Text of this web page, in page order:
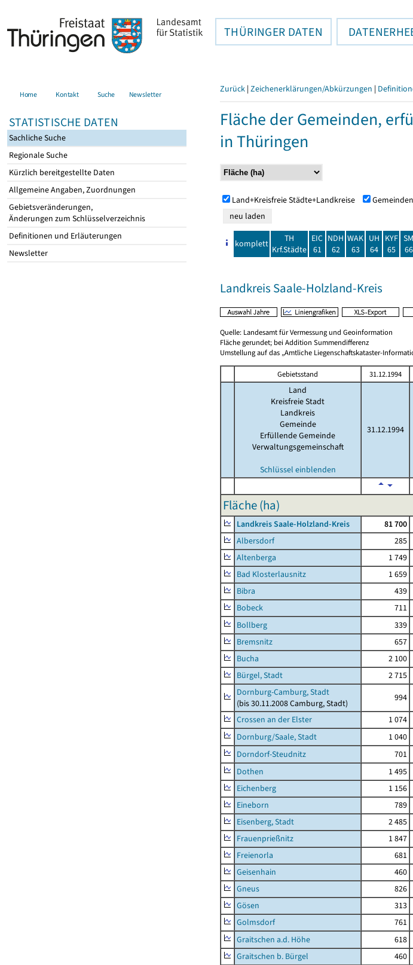
THÜRINGER DATEN
Home Kontakt Suche Newsletter
STATISTISCHE DATEN
Sachliche Suche
Regionale Suche
Kürzlich bereitgestellte Daten
Allgemeine Angaben, Zuordnungen
Gebietsveränderungen,
Änderungen zum Schlüsselverzeichnis
Definitionen und Erläuterungen
Newsletter
Zurück | Zeichenerklärungen/Abkürzungen |
Fläche der Gemeinden,
in Thüringen
Land+Kreisfreie Städte+Landkreise Gemeinden
komplett
TH
Krf.Städte
EIC
61
NDH
62
WAK
63
UH
64
KYF
65
SM
66
Landkreis Saale-Holzland-Kreis
Quelle: Landesamt für Vermessung und Geoinformation
Fläche gerundet; bei Addition Summendifferenz
Umstellung auf das „Amtliche Liegenschaftskataster-
Gebietsstand 31.12.1994
Land
Kreisfreie Stadt
Landkreis
Gemeinde
Erfüllende Gemeinde
Verwaltungsgemeinschaft
Schlüssel einblenden
31.12.1994
Fläche (ha)
Landkreis Saale-Holzland-Kreis 81 700
Albersdorf
285
Altenberga
1 749
Bad Klosterlausnitz
1 659
Bibra
439
Bobeck
711
Bollberg
339
Bremsnitz
657
Bucha
2 100
Bürgel, Stadt
2 715
Dornburg-Camburg, Stadt
(bis 30.11.2008 Camburg, Stadt)
994
Crossen an der Elster
1 074
Dornburg/Saale, Stadt
1 040
Dorndorf-Steudnitz
701
Dothen
1 495
Eichenberg
1 156
Eineborn
789
Eisenberg, Stadt
2 485
Frauenprießnitz
1 847
Freienorla
681
Geisenhain
460
Gneus
826
Gösen
313
Golmsdorf
761
Graitschen a.d. Höhe
618
Graitschen b. Bürgel
460